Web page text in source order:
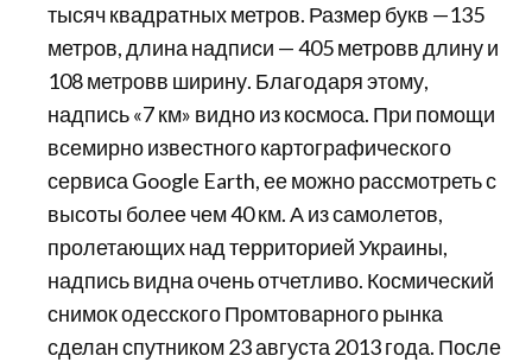
тысяч квадратных метров. Размер букв —135
метров, длина надписи — 405 метровв длину и
108 метровв ширину. Благодаря этому,
надпись «7 км» видно из космоса. При помощи
всемирно известного картографического
сервиса Google Earth, ее можно рассмотреть с
высоты более чем 40 км. А из самолетов,
пролетающих над территорией Украины,
надпись видна очень отчетливо. Космический
снимок одесского Промтоварного рынка
сделан спутником 23 августа 2013 года. После